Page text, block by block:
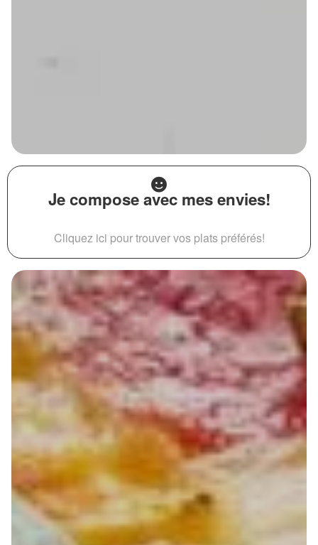
Je compose avec mes envies!
Cliquez ici pour trouver vos plats préférés!